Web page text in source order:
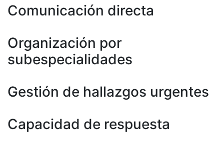
Comunicación directa
Organización por
subespecialidades
Gestión de hallazgos urgentes
Capacidad de respuesta